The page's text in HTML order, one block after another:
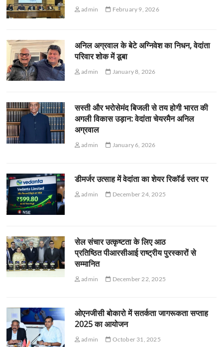
admin February 9, 2026
अनिल अग्रवाल के बेटे अग्निवेश का निधन, वेदांता
परिवार शोक में डूबा
admin January 8, 2026
सस्ती और भरोसेमंद बिजली से तय होगी भारत की
अगली विकास उड़ान: वेदांता चेयरमैन अनिल
अग्रवाल
admin January 6, 2026
डीमर्जर उत्साह में वेदांता का शेयर रिकॉर्ड स्तर पर
admin December 24, 2025
सेल संचार उत्कृष्टता के लिए आठ
प्रतिष्ठित पीआरसीआई राष्ट्रीय पुरस्कारों से
सम्मानित
admin December 22, 2025
ओएनजीसी बोकारो में सतर्कता जागरूकता सप्ताह
2025 का आयोजन
admin October 31, 2025